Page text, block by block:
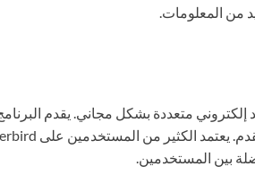
من المعلومات.
إلكتروني متعددة بشكل مجاني. يقدم
بين المستخدمين.